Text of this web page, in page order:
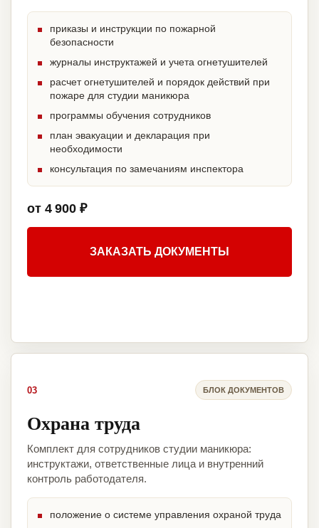
приказы и инструкции по пожарной
безопасности
журналы инструктажей и учета огнетушителей
расчет огнетушителей и порядок действий при
пожаре для студии маникюра
программы обучения сотрудников
план эвакуации и декларация при
необходимости
консультация по замечаниям инспектора
от 4 900 ₽
ЗАКАЗАТЬ ДОКУМЕНТЫ
03 БЛОК ДОКУМЕНТОВ
Охрана труда
Комплект для сотрудников студии маникюра:
инструктажи, ответственные лица и внутренний
контроль работодателя.
положение о системе управления охраной труда